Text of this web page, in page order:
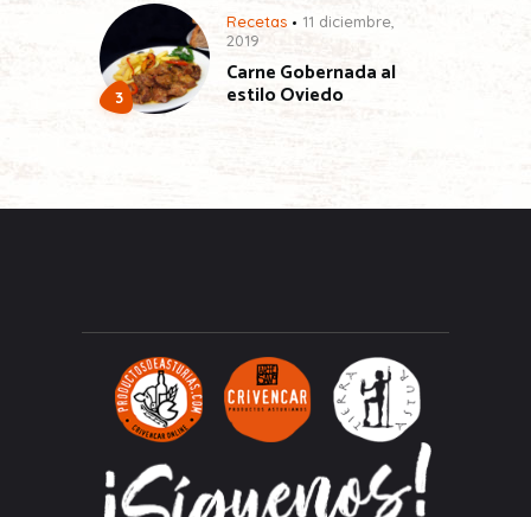
Recetas
11 diciembre,
2019
Carne Gobernada al
estilo Oviedo